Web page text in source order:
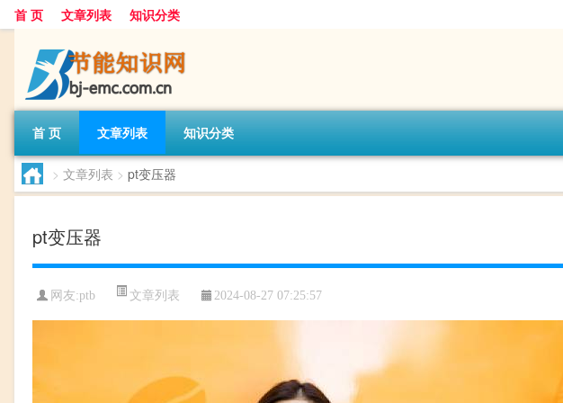
首 页 文章列表 知识分类
首 页 文章列表 知识分类
> 文章列表 > pt变压器
pt变压器
网友:ptb 文章列表 2024-08-27 07:25:57